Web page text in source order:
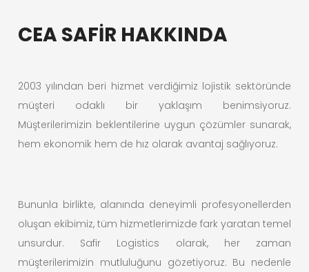
CEA SAFİR HAKKINDA
2003 yılından beri hizmet verdiğimiz lojistik sektöründe
müşteri odaklı bir yaklaşım benimsiyoruz.
Müşterilerimizin beklentilerine uygun çözümler sunarak,
hem ekonomik hem de hız olarak avantaj sağlıyoruz.
Bununla birlikte, alanında deneyimli profesyonellerden
oluşan ekibimiz, tüm hizmetlerimizde fark yaratan temel
unsurdur. Safir Logistics olarak, her zaman
müşterilerimizin mutluluğunu gözetiyoruz. Bu nedenle